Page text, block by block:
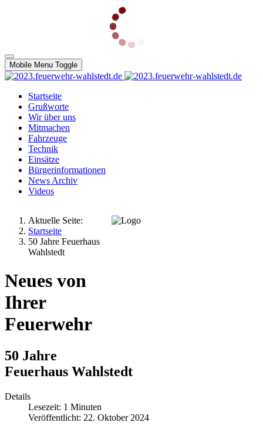
Mobile Menu Toggle
Startseite
Grußworte
Wir über uns
Mitmachen
Fahrzeuge
Technik
Einsätze
Bürgerinformationen
News Archiv
Videos
Aktuelle Seite:
Startseite
50 Jahre Feuerhaus
Wahlstedt
Neues von
Ihrer
Feuerwehr
50 Jahre
Feuerhaus Wahlstedt
Details
Lesezeit: 1 Minuten
Veröffentlicht: 22. Oktober 2024